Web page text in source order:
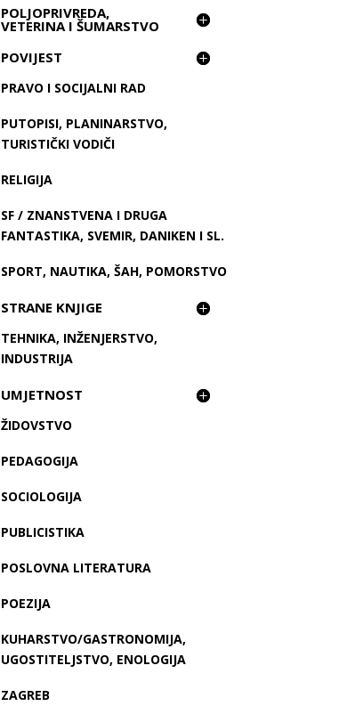
POLJOPRIVREDA,
VETERINA I ŠUMARSTVO
POVIJEST
PRAVO I SOCIJALNI RAD
PUTOPISI, PLANINARSTVO,
TURISTIČKI VODIČI
RELIGIJA
SF / ZNANSTVENA I DRUGA
FANTASTIKA, SVEMIR, DANIKEN I SL.
SPORT, NAUTIKA, ŠAH, POMORSTVO
STRANE KNJIGE
TEHNIKA, INŽENJERSTVO,
INDUSTRIJA
UMJETNOST
ŽIDOVSTVO
PEDAGOGIJA
SOCIOLOGIJA
PUBLICISTIKA
POSLOVNA LITERATURA
POEZIJA
KUHARSTVO/GASTRONOMIJA,
UGOSTITELJSTVO, ENOLOGIJA
ZAGREB